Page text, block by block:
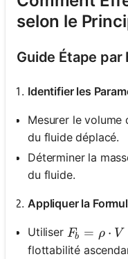
selon le
Guide Étape par
Identifier les
Mesurer le
du fluide déplacé.
Déterminer la
du fluide.
Appliquer la
Utiliser F_b =
Fb = ρ ⋅ V
flottabilité